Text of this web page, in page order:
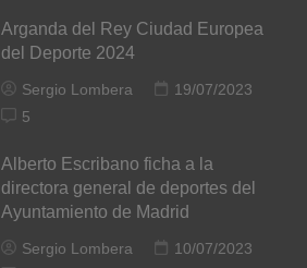
Arganda del Rey Ciudad Europea
del Deporte 2024
Sergio Lombera
19/07/2023
5
Alberto Escribano ficha a la
directora general de deportes del
Ayuntamiento de Madrid
Sergio Lombera
10/07/2023